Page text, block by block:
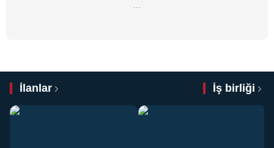
İlanlar İş birliği